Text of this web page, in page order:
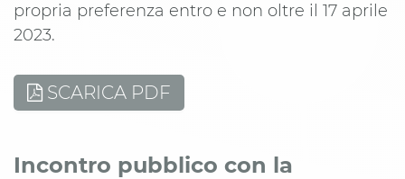
propria preferenza entro e non oltre il 17 aprile
2023.
SCARICA PDF
Incontro pubblico con la